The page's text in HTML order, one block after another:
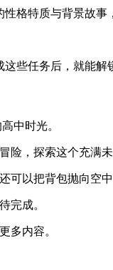
格特质与背景故
些任务后，就能
中时光。
险，探索这个充满未
可以把背包抛向空中
完成。
多内容。